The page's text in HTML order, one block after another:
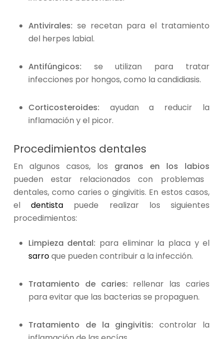
Antivirales: se recetan para el tratamiento
del herpes labial.
Antifúngicos: se utilizan para tratar
infecciones por hongos, como la candidiasis.
Corticosteroides: ayudan a reducir la
inflamación y el picor.
Procedimientos dentales
En algunos casos, los granos en los labios
pueden estar relacionados con problemas
dentales, como caries o gingivitis. En estos casos,
eldentista puede realizar los siguientes
procedimientos:
Limpieza dental: para eliminar la placa y el
sarroque pueden contribuir a la infección.
Tratamiento de caries: rellenar las caries
para evitar que las bacterias se propaguen.
Tratamiento de la gingivitis:controlar la